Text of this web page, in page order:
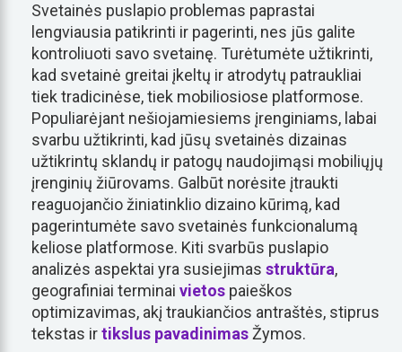
Svetainės puslapio problemas paprastai
lengviausia patikrinti ir pagerinti, nes jūs galite
kontroliuoti savo svetainę. Turėtumėte užtikrinti,
kad svetainė greitai įkeltų ir atrodytų patraukliai
tiek tradicinėse, tiek mobiliosiose platformose.
Populiarėjant nešiojamiesiems įrenginiams, labai
svarbu užtikrinti, kad jūsų svetainės dizainas
užtikrintų sklandų ir patogų naudojimąsi mobiliųjų
įrenginių žiūrovams. Galbūt norėsite įtraukti
reaguojančio žiniatinklio dizaino kūrimą, kad
pagerintumėte savo svetainės funkcionalumą
keliose platformose. Kiti svarbūs puslapio
analizės aspektai yra susiejimas struktūra,
geografiniai terminai vietos paieškos
optimizavimas, akį traukiančios antraštės, stiprus
tekstas irtikslus pavadinimasŽymos.